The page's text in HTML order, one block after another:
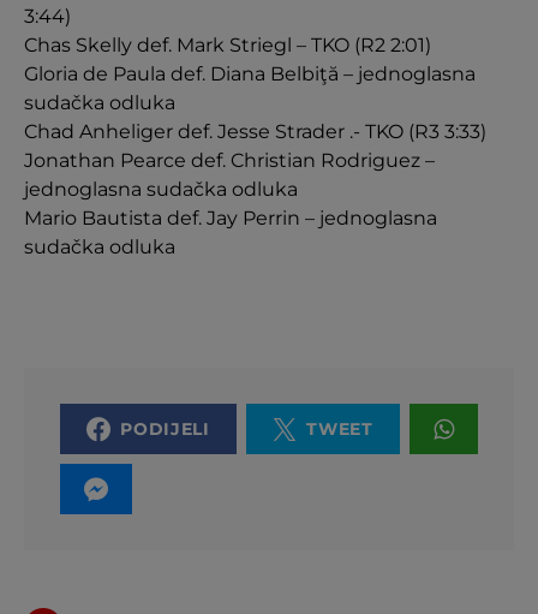
3:44)
Chas Skelly def. Mark Striegl – TKO (R2 2:01)
Gloria de Paula def. Diana Belbiţă – jednoglasna
sudačka odluka
Chad Anheliger def. Jesse Strader .- TKO (R3 3:33)
Jonathan Pearce def. Christian Rodriguez –
jednoglasna sudačka odluka
Mario Bautista def. Jay Perrin – jednoglasna
sudačka odluka
PODIJELI TWEET